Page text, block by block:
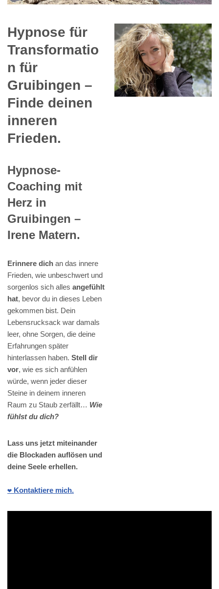
Hypnose für
Transformatio
n für
Gruibingen –
Finde deinen
inneren
Frieden.
Hypnose-
Coaching mit
Herz in
Gruibingen –
Irene Matern.
Erinnere dich an das innere
Frieden, wie unbeschwert und
sorgenlos sich alles angefühlt
hat, bevor du in dieses Leben
gekommen bist. Dein
Lebensrucksack war damals
leer, ohne Sorgen, die deine
Erfahrungen später
hinterlassen haben. Stell dir
vor, wie es sich anfühlen
würde, wenn jeder dieser
Steine in deinem inneren
Raum zu Staub zerfällt… Wie
fühlst du dich?
Lass uns jetzt miteinander
die Blockaden auflösen und
deine Seele erhellen.
❤️ Kontaktiere mich.